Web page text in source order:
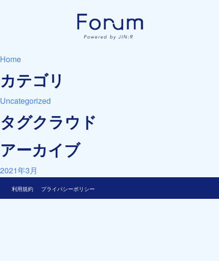
Home
カテゴリ
Uncategorized
タグクラウド
アーカイブ
2021年3月
利用規約 プライバシーポリシー